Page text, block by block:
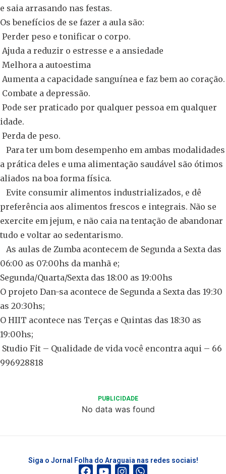
e saia arrasando nas festas.
Os benefícios de se fazer a aula são:
Perder peso e tonificar o corpo.
Ajuda a reduzir o estresse e a ansiedade
Melhora a autoestima
Aumenta a capacidade sanguínea e faz bem ao coração.
Combate a depressão.
Pode ser praticado por qualquer pessoa em qualquer
idade.
Perda de peso.
Para ter um bom desempenho em ambas modalidades
a prática deles e uma alimentação saudável são ótimos
aliados na boa forma física.
Evite consumir alimentos industrializados, e dê
preferência aos alimentos frescos e integrais. Não se
exercite em jejum, e não caia na tentação de abandonar
tudo e voltar ao sedentarismo.
As aulas de Zumba acontecem de Segunda a Sexta das
06:00 as 07:00hs da manhã e;
Segunda/Quarta/Sexta das 18:00 as 19:00hs
O projeto Dan-sa acontece de Segunda a Sexta das 19:30
as 20:30hs;
O HIIT acontece nas Terças e Quintas das 18:30 as
19:00hs;
Studio Fit – Qualidade de vida você encontra aqui – 66
996928818
PUBLICIDADE
No data was found
Siga o Jornal Folha do Araguaia nas redes sociais!